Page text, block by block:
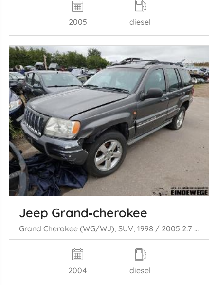
2005 diesel
Jeep Grand‑cherokee
Grand Cherokee (WG/WJ), SUV, 1998 / 2005 2.7 CRD 20V
2004 diesel